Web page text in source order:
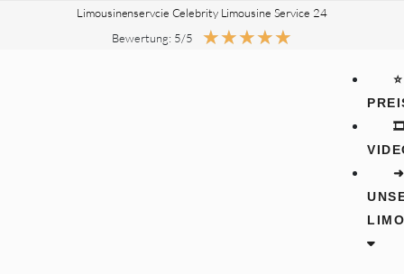
Limousinenservcie Celebrity Limousine Service 24
Bewertung: 5/5
★★★★★
⭐